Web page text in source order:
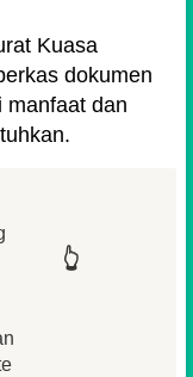
Kuasa
dokumen
manfaat dan
👆